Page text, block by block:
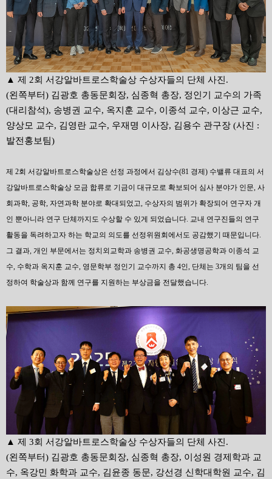
▲ 제 2회 서강알바트로스학술상 수상자들의 단체 사진.
(왼쪽부터) 김광호 총동문회장, 심종혁 총장, 정인기 교수의 가족
(대리참석), 송병권 교수, 옥지훈 교수, 이종석 교수, 이상근 교수,
양상모 교수, 김영란 교수, 우재명 이사장, 김용수 관구장 (사진 :
발전홍보팀)
제 2회 서강알바트로스학술상은 선정 과정에서 김상수(81 경제) 수밸류 대표의 서
강알바트로스학술상 모금 합류로 기금이 대규모로 확보되어 심사 분야가 인문, 사
회과학, 공학, 자연과학 분야로 확대되었고, 수상자의 범위가 확장되어 연구자 개
인 뿐아니라 연구 단체까지도 수상할 수 있게 되었습니다. 교내 연구진들의 연구
활동을 독려하고자 하는 학교의 의도를 선정위원회에서도 공감했기 때문입니다.
그 결과, 개인 부문에서는 정치외교학과 송병권 교수, 화공생명공학과 이종석 교
수, 수학과 옥지훈 교수, 영문학부 정인기 교수까지 총 4인, 단체는 3개의 팀을 선
정하여 학술상과 함께 연구를 지원하는 부상금을 전달했습니다.
▲ 제 3회 서강알바트로스학술상 수상자들의 단체 사진.
(왼쪽부터) 김광호 총동문회장, 심종혁 총장, 이성원 경제학과 교
수, 옥강민 화학과 교수, 김윤종 동문, 강선경 신학대학원 교수, 김